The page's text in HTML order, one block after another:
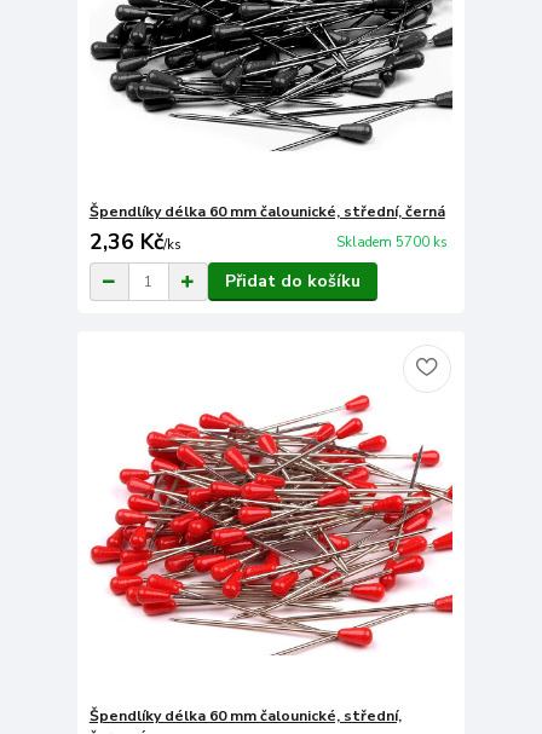
Špendlíky délka 60 mm čalounické, střední, černá
2,36 Kč/ks Skladem 5700 ks
Přidat do košíku
Špendlíky délka 60 mm čalounické, střední,